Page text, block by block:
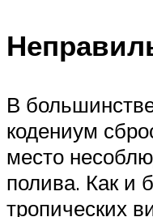
В
кодениум
место
полива. Как и
тропических